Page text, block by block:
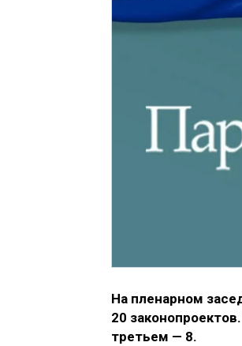
На пленарном
20
третьем — 8.